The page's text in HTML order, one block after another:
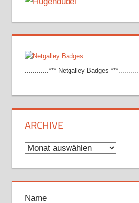
............*** Netgalley Badges ***............
ARCHIVE
Archive
Name